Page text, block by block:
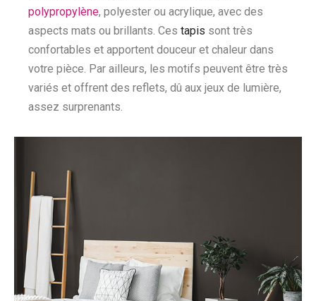
polypropylène, polyester ou acrylique, avec des
aspects mats ou brillants. Ces tapis sont très
confortables et apportent douceur et chaleur dans
votre pièce. Par ailleurs, les motifs peuvent être très
variés et offrent des reflets, dû aux jeux de lumière,
assez surprenants.